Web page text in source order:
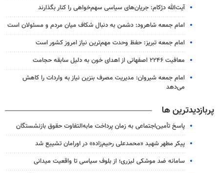
آیت‌الله دژکام: جریان‌های سیاسی سهم‌خواهی را کنار بگذارند
امام جمعه شاهرود: دشمن به دنبال شکاف میان مردم و مسئولان است
امام جمعه تبریز: حفظ وحدت مهم‌ترین نیاز امروز کشور است
معافیت ۲۲۴۶ اصفهانی از اهدای خون به دلیل سابقه حجامت
امام جمعه شیروان: مدیریت مصرف بنزین نیاز به واردات را کاهش
می‌دهد
پربازدیدترین ها
پاسخ تأمین‌اجتماعی به زمان پرداخت مابه‌التفاوت حقوق بازنشستگان
پیکر مطهر شهید «محمدعلی رحیم‌زاده» در اورامان تشییع شد
سامانه ضد موشکی لیزری؛ از بلوف سیاسی تا واقعیت میدانی